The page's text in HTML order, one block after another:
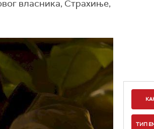
власника, Страхиње,
ТИП